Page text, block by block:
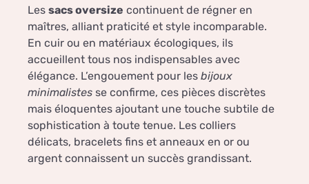
Les sacs oversize continuent de régner en
maîtres, alliant praticité et style incomparable.
En cuir ou en matériaux écologiques, ils
accueillent tous nos indispensables avec
élégance. L’engouement pour les bijoux
minimalistes se confirme, ces pièces discrètes
mais éloquentes ajoutant une touche subtile de
sophistication à toute tenue. Les colliers
délicats, bracelets fins et anneaux en or ou
argent connaissent un succès grandissant.